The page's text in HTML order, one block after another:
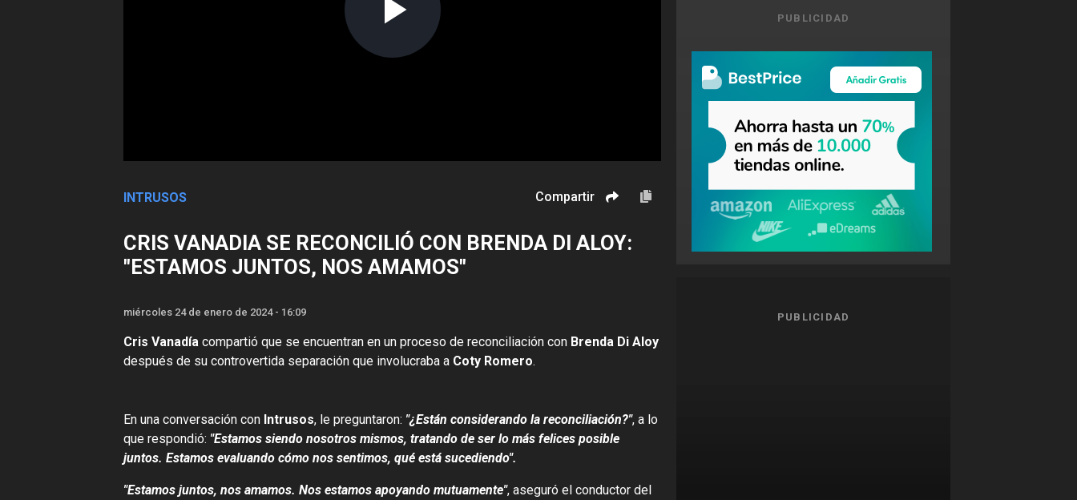
INTRUSOS Compartir
CRIS VANADIA SE RECONCILIÓ CON BRENDA DI ALOY:
"ESTAMOS JUNTOS, NOS AMAMOS"
miércoles 24 de enero de 2024 - 16:09
Cris Vanadía compartió que se encuentran en un proceso de reconciliación con Brenda Di Aloy
después de su controvertida separación que involucraba a Coty Romero.
En una conversación con Intrusos, le preguntaron: "¿Están considerando la reconciliación?", a lo
que respondió: "Estamos siendo nosotros mismos, tratando de ser lo más felices posible
juntos. Estamos evaluando cómo nos sentimos, qué está sucediendo".
"Estamos juntos, nos amamos. Nos estamos apoyando mutuamente", aseguró el conductor del
PUBLICIDAD
PUBLICIDAD